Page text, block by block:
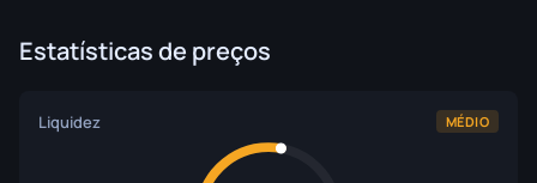
Estatísticas de preços
Liquidez MÉDIO